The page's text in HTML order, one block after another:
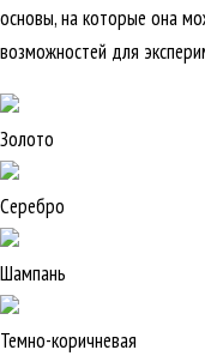
основы, на которые она
возможностей для
Золото
Серебро
Шампань
Темно-коричневая